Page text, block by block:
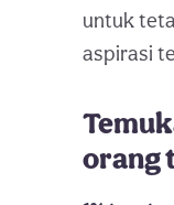
untuk
aspirasi
orang